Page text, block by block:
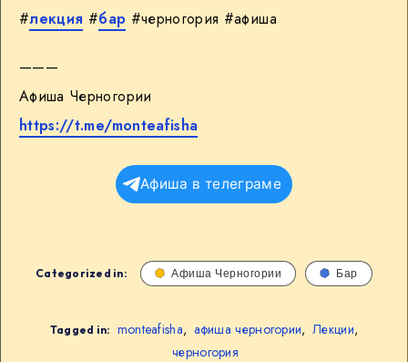
#лекция #бар #черногория #афиша
———
Афиша Черногории
https://t.me/monteafisha
Афиша в телеграме
Categorized in: Афиша Черногории Бар
Tagged in: monteafisha, афиша черногории, Лекции,
черногория